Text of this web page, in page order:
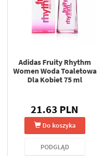
Adidas Fruity Rhythm
Women Woda Toaletowa
Dla Kobiet 75 ml
21.63 PLN
Do koszyka
PODGLĄD